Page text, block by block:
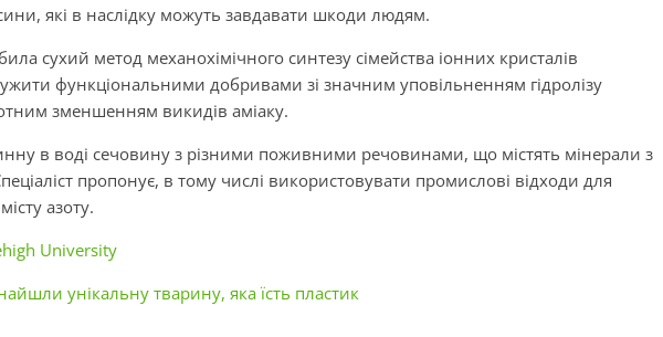
які в наслідку можуть завдавати шкоди людям.
сухий метод механохімічного синтезу сімейства іонних кристалів
функціональними добривами зі значним уповільненням гідролізу
зменшенням викидів аміаку.
в воді сечовину з різними поживними речовинами, що містять мінерали з
пропонує, в тому числі використовувати промислові відходи для
азоту.
University
унікальну тварину, яка їсть пластик